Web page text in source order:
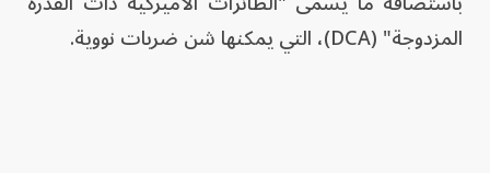
المزدوجة" (DCA)، التي يمكنها شن ضربات نووية.